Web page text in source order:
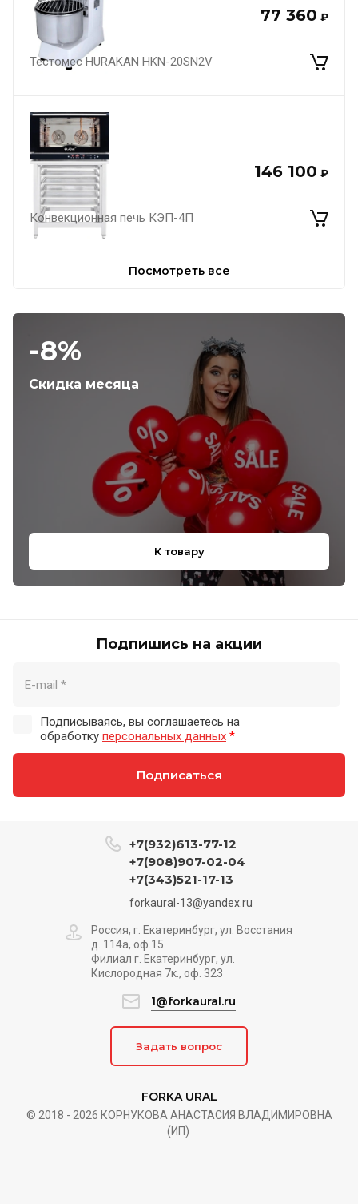
77 360 ₽
Тестомес HURAKAN HKN-20SN2V
146 100 ₽
Конвекционная печь КЭП-4П
Посмотреть все
-8%
Скидка месяца
К товару
Подпишись на акции
Подписываясь, вы соглашаетесь на
обработку персональных данных *
Подписаться
FORKA URAL
© 2018 - 2026 КОРНУКОВА АНАСТАСИЯ ВЛАДИМИРОВНА
(ИП)
+7(932)613-77-12
+7(908)907-02-04
+7(343)521-17-13
forkaural-13@yandex.ru
Россия, г. Екатеринбург, ул. Восстания
д. 114а, оф.15.
Филиал г. Екатеринбург, ул.
Кислородная 7к., оф. 323
1@forkaural.ru
Задать вопрос